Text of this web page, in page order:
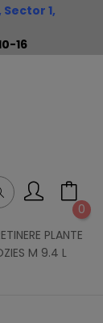
1,
16
0
PLANTE
M 9.4 L